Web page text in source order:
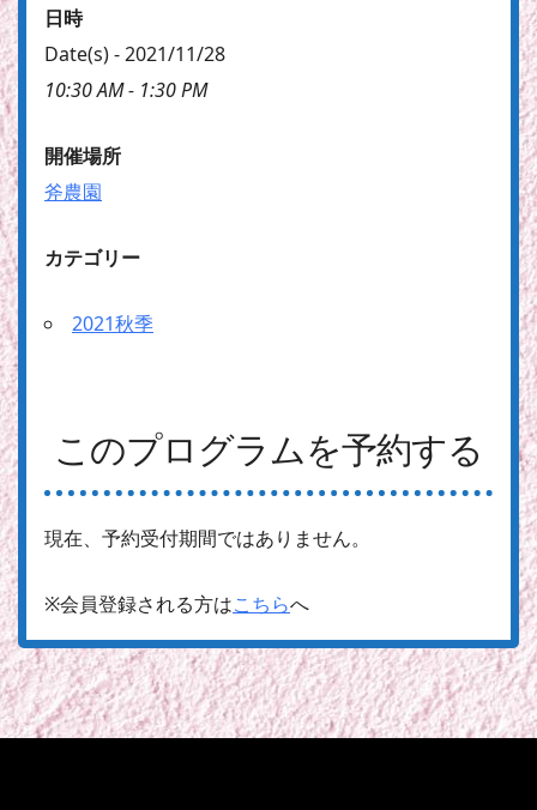
日時
Date(s) - 2021/11/28
10:30 AM - 1:30 PM
開催場所
斧農園
カテゴリー
2021秋季
このプログラムを予約する
現在、予約受付期間ではありません。
※会員登録される方はこちらへ